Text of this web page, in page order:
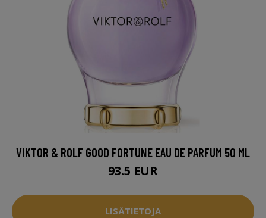
VIKTOR & ROLF GOOD FORTUNE EAU DE PARFUM 50 ML
93.5 EUR
LISÄTIETOJA